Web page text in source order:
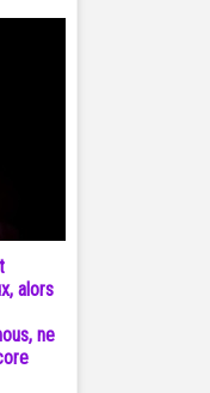
alors
ne